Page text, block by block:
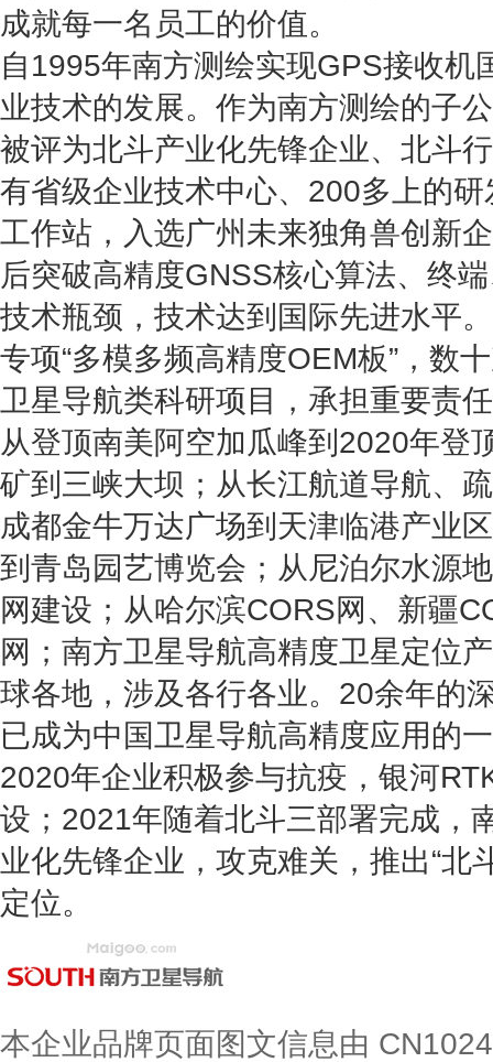
成就每一名员工的价值。
自1995年南方测绘实现GPS接收机
业技术的发展。 作为南方测绘的子
被评为北斗产业化先锋企业、北斗
有省级企业技术中心、200多上的
工作站，入选广州未来独角兽创新
后突破高精度GNSS核心算法、终
技术瓶颈，技术达到国际先进水平
专项“多模多频高精度OEM板”，数
卫星导航类科研项目，承担重要责
从登顶南美阿空加瓜峰到2020年登
矿到三峡大坝；从长江航道导航、
成都金牛万达广场到天津临港产业
到青岛园艺博览会；从尼泊尔水源
网建设；从哈尔滨CORS网、新疆
网；南方卫星导航高精度卫星定位
球各地，涉及各行各业。20余年的
已成为中国卫星导航高精度应用的
2020年企业积极参与抗疫，银河
设；2021年随着北斗三部署完成，
业化先锋企业，攻克难关，推出“北
定位。
本企业品牌页面图文信息由